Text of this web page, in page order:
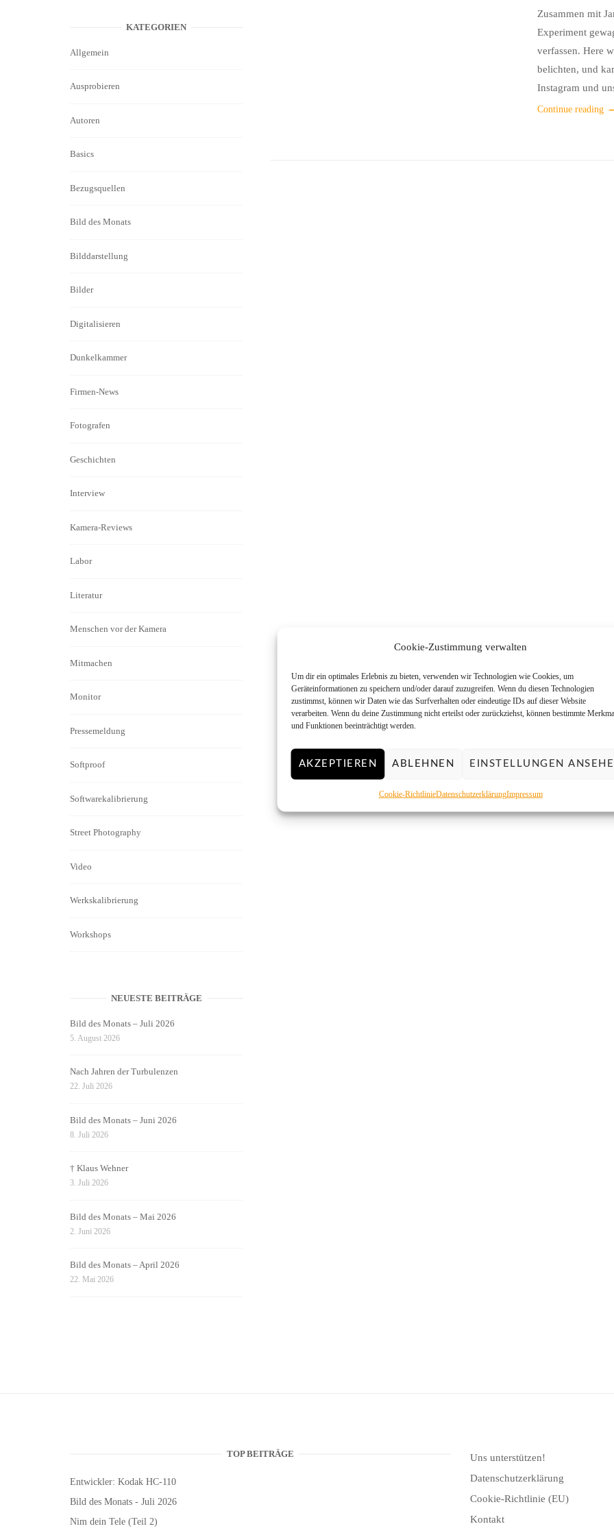
Cookie-Zustimmung verwalten
Um dir ein optimales Erlebnis zu bieten, verwenden wir Technologien wie Cookies, um
Geräteinformationen zu speichern und/oder darauf zuzugreifen. Wenn du diesen Technologien
zustimmst, können wir Daten wie das Surfverhalten oder eindeutige IDs auf dieser Website
verarbeiten. Wenn du deine Zustimmung nicht erteilst oder zurückziehst, können bestimmte
und Funktionen beeinträchtigt werden.
AKZEPTIEREN ABLEHNEN EINSTELLUNGEN
Cookie-RichtlinieDatenschutzerklärungImpressum
Zusammen mit
Experiment
verfassen. Here
belichten, und
Instagram und
Continue reading
KATEGORIEN
Allgemein
Ausprobieren
Autoren
Basics
Bezugsquellen
Bild des Monats
Bilddarstellung
Bilder
Digitalisieren
Dunkelkammer
Firmen-News
Fotografen
Geschichten
Interview
Kamera-Reviews
Labor
Literatur
Menschen vor der Kamera
Mitmachen
Monitor
Pressemeldung
Softproof
Softwarekalibrierung
Street Photography
Video
Werkskalibrierung
Workshops
NEUESTE BEITRÄGE
Bild des Monats – Juli 2026
5. August 2026
Nach Jahren der Turbulenzen
22. Juli 2026
Bild des Monats – Juni 2026
8. Juli 2026
† Klaus Wehner
3. Juli 2026
Bild des Monats – Mai 2026
2. Juni 2026
Bild des Monats – April 2026
22. Mai 2026
TOP BEITRÄGE
Entwickler: Kodak HC-110
Bild des Monats - Juli 2026
Nim dein Tele (Teil 2)
Uns unterstützen!
Datenschutzerklärung
Cookie-Richtlinie (EU)
Kontakt